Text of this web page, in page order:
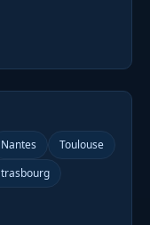
Nantes
Toulouse